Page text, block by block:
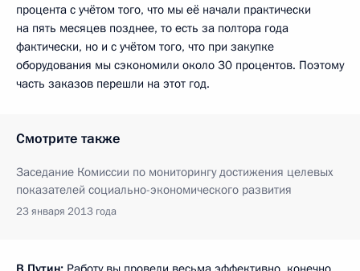
процента с учётом того, что мы её начали практически
на пять месяцев позднее, то есть за полтора года
фактически, но и с учётом того, что при закупке
оборудования мы сэкономили около 30 процентов. Поэтому
часть заказов перешли на этот год.
Смотрите также
Заседание Комиссии по мониторингу достижения целевых
показателей социально-экономического развития
23 января 2013 года